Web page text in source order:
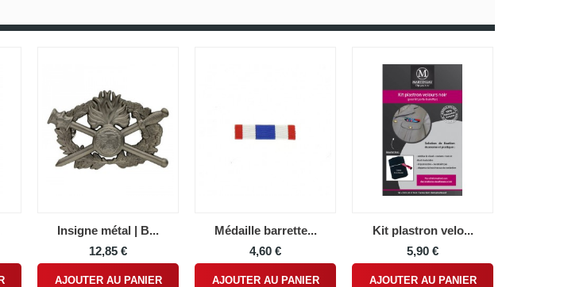
Insigne métal | B...
12,85 €
AJOUTER AU PANIER
Médaille barrette...
4,60 €
AJOUTER AU PANIER
Kit plastron velo...
5,90 €
AJOUTER AU PANIER